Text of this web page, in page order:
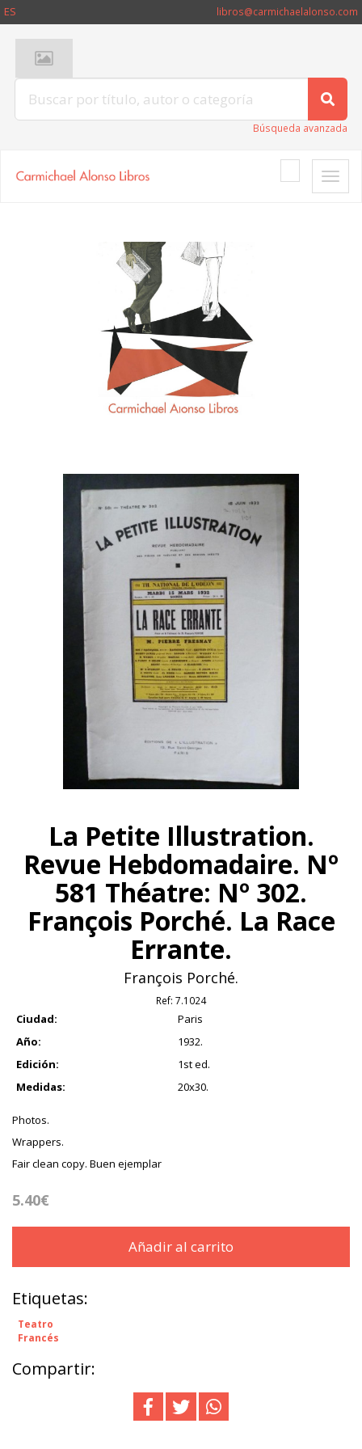
ES libros@carmichaelalonso.com
Búsqueda avanzada
Toggle
La Petite Illustration.
Revue Hebdomadaire. Nº
581 Théatre: Nº 302.
François Porché. La Race
Errante.
François Porché.
Ref: 7.1024
Ciudad:
Paris
Año:
1932.
Edición:
1st ed.
Medidas:
20x30.
Photos.
Wrappers.
Fair clean copy. Buen ejemplar
5.40€
Añadir al carrito
Etiquetas:
Teatro
Francés
Compartir: